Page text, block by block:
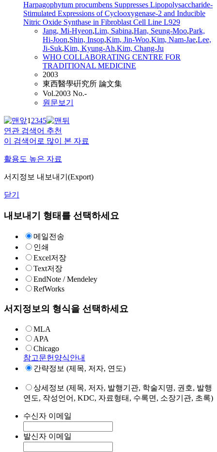
Harpagophytum procumbens Suppresses Lipopolysaccharide-
Stimulated Expressions of Cyclooxygenase-2 and Inducible
Nitric Oxide Synthase in Fibroblast Cell Line L929
Jang, Mi-Hyeon,Lim, Sabina,Han, Seung-Moo,Park,
Hi-Joon,Shin, Insop,Kim, Jin-Woo,Kim, Nam-Jae,Lee,
Ji-Suk,Kim, Kyung-Ah,Kim, Chang-Ju
WHO COLLABORATING CENTRE FOR
TRADITIONAL MEDICINE
2003
東西醫學硏究所 論文集
Vol.2003 No.-
원문보기
12345
연관 검색어 추천
이 검색어로 많이 본 자료
활용도 높은 자료
서지정보 내보내기(Export)
닫기
내보내기 형태를 선택하세요
메일전송
인쇄
Excel저장
Text저장
EndNote / Mendeley
RefWorks
서지정보의 형식을 선택하세요
MLA
APA
Chicago
참고문헌양식안내
간략정보 (제목, 저자, 연도)
상세정보 (제목, 저자, 발행기관, 학술지명, 권호, 발행
연도, 작성언어, KDC, 자료형태, 수록면, 소장기관, 초록)
수신자 이메일
발신자 이메일